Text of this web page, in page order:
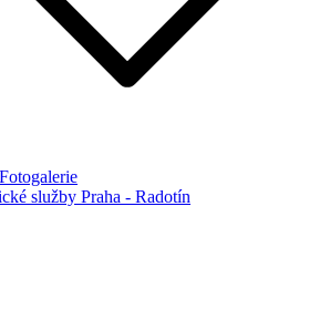
Fotogalerie
služby Praha - Radotín